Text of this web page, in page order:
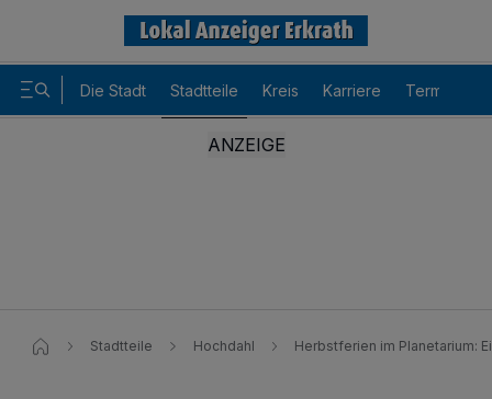
Die Stadt Stadtteile Kreis Karriere Termine
Stadtteile Hochdahl Herbstferien im Planetarium: